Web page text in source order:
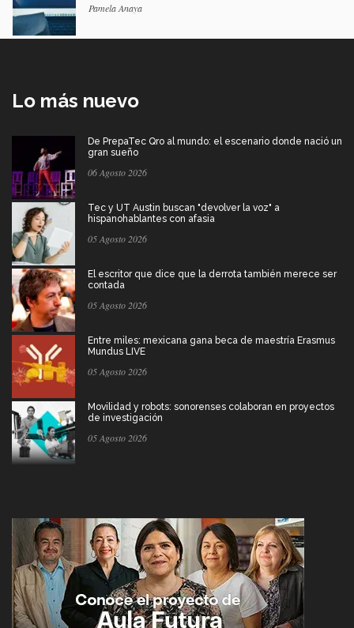
Pamela Anaya
Lo más nuevo
De PrepaTec Qro al mundo: el escenario donde nació un
gran sueño
06 Agosto 2026
Tec y UT Austin buscan "devolver la voz" a
hispanohablantes con afasia
05 Agosto 2026
El escritor que dice que la derrota también merece ser
contada
05 Agosto 2026
Entre miles: mexicana gana beca de maestría Erasmus
Mundus LIVE
05 Agosto 2026
Movilidad y robots: sonorenses colaboran en proyectos
de investigación
05 Agosto 2026